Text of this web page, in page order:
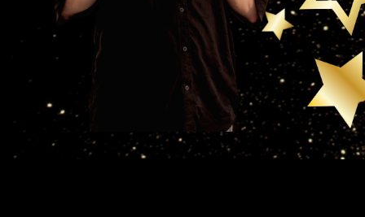
ИП Нефедов Антон Юрьевич
ИНН 772785211628
ОГРНИП 318774600349845
Публичная оферта
Политика обработки персональных